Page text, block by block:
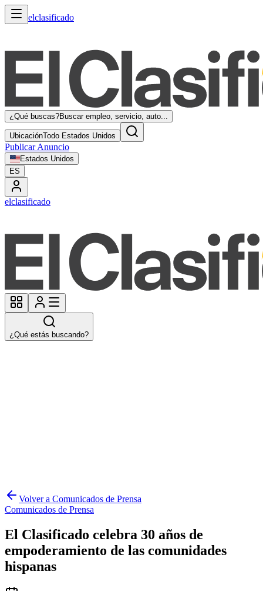
elclasificado
¿Qué buscas?Buscar empleo, servicio, auto...
UbicaciónTodo Estados Unidos
Publicar Anuncio
Estados Unidos
ES
elclasificado
¿Qué estás buscando?
Volver a Comunicados de Prensa
Comunicados de Prensa
El Clasificado celebra 30 años de
empoderamiento de las comunidades
hispanas